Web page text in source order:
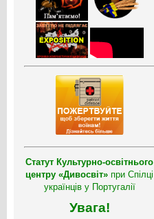
Статут Культурно-освітнього
центру «Дивосвіт» при Спілці
українців у Португалії
Увага!